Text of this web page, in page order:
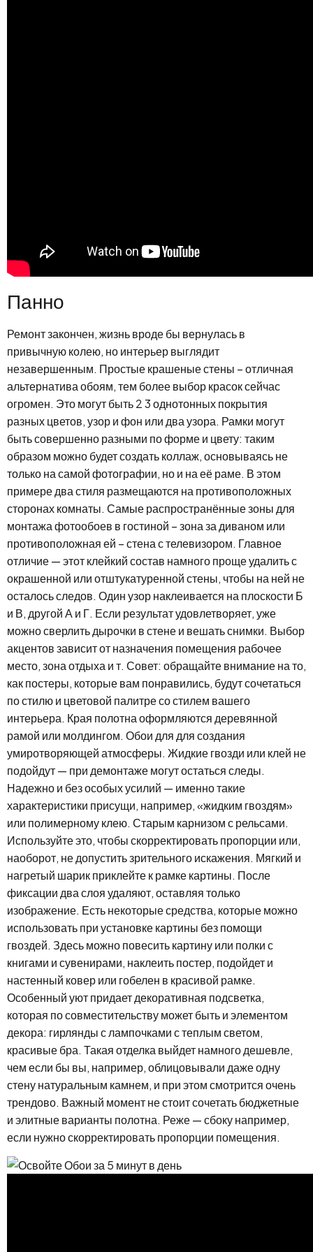
Панно
Ремонт закончен, жизнь вроде бы вернулась в
привычную колею, но интерьер выглядит
незавершенным. Простые крашеные стены – отличная
альтернатива обоям, тем более выбор красок сейчас
огромен. Это могут быть 2 3 однотонных покрытия
разных цветов, узор и фон или два узора. Рамки могут
быть совершенно разными по форме и цвету: таким
образом можно будет создать коллаж, основываясь не
только на самой фотографии, но и на её раме. В этом
примере два стиля размещаются на противоположных
сторонах комнаты. Самые распространённые зоны для
монтажа фотообоев в гостиной – зона за диваном или
противоположная ей – стена с телевизором. Главное
отличие — этот клейкий состав намного проще удалить с
окрашенной или отштукатуренной стены, чтобы на ней не
осталось следов. Один узор наклеивается на плоскости Б
и В, другой А и Г. Если результат удовлетворяет, уже
можно сверлить дырочки в стене и вешать снимки. Выбор
акцентов зависит от назначения помещения рабочее
место, зона отдыха и т. Совет: обращайте внимание на то,
как постеры, которые вам понравились, будут сочетаться
по стилю и цветовой палитре со стилем вашего
интерьера. Края полотна оформляются деревянной
рамой или молдингом. Обои для для создания
умиротворяющей атмосферы. Жидкие гвозди или клей не
подойдут — при демонтаже могут остаться следы.
Надежно и без особых усилий — именно такие
характеристики присущи, например, «жидким гвоздям»
или полимерному клею. Старым карнизом с рельсами.
Используйте это, чтобы скорректировать пропорции или,
наоборот, не допустить зрительного искажения. Мягкий и
нагретый шарик приклейте к рамке картины. После
фиксации два слоя удаляют, оставляя только
изображение. Есть некоторые средства, которые можно
использовать при установке картины без помощи
гвоздей. Здесь можно повесить картину или полки с
книгами и сувенирами, наклеить постер, подойдет и
настенный ковер или гобелен в красивой рамке.
Особенный уют придает декоративная подсветка,
которая по совместительству может быть и элементом
декора: гирлянды с лампочками с теплым светом,
красивые бра. Такая отделка выйдет намного дешевле,
чем если бы вы, например, облицовывали даже одну
стену натуральным камнем, и при этом смотрится очень
трендово. Важный момент не стоит сочетать бюджетные
и элитные варианты полотна. Реже — сбоку например,
если нужно скорректировать пропорции помещения.